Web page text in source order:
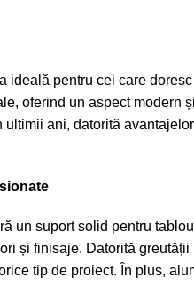
pentru cei care
oferind un aspect modern
ani, datorită
un suport solid pentru
și finisaje. Datorită
tip de proiect. În plus,